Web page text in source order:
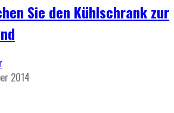
Sie den Kühlschrank zur
2014